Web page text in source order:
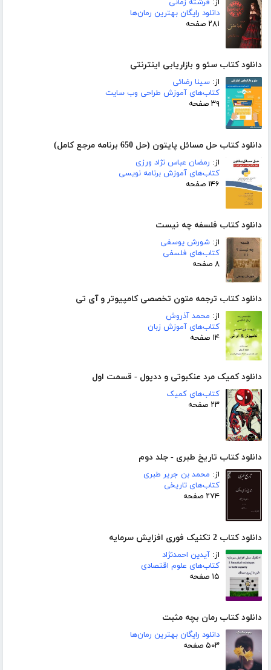
دانلود رایگان بهترین رمان‌ها
۲۸۱ صفحه
دانلود کتاب سئو و بازاریابی اینترنتی
از: سینا رضائی
کتاب‌های آموزش طراحی وب سایت
۳۹ صفحه
دانلود کتاب حل مسائل پایتون (حل 650 برنامه مرجع کامل)
از: رمضان عباس نژاد ورزی
کتاب‌های آموزش برنامه نویسی
۱۴۶ صفحه
دانلود کتاب فلسفه چه نیست
از: شورش یوسفی
کتاب‌های فلسفی
۸ صفحه
دانلود کتاب ترجمه متون تخصصی کامپیوتر و آی تی
از: محمد آذروش
کتاب‌های آموزش زبان
۱۴ صفحه
دانلود کمیک مرد عنکبوتی و ددپول - قسمت اول
کتاب‌های کمیک
۲۳ صفحه
دانلود کتاب تاریخ طبری - جلد دوم
از: محمد بن جریر طبری
کتاب‌های تاریخی
۲۷۴ صفحه
دانلود کتاب 2 تکنیک فوری افزایش سرمایه
از: آیدین احمدنژاد
کتاب‌های علوم اقتصادی
۱۵ صفحه
دانلود کتاب رمان بچه مثبت
دانلود رایگان بهترین رمان‌ها
۵۰۳ صفحه